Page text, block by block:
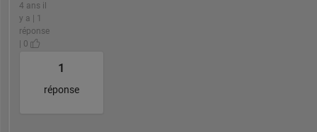
4 ans il
y a | 1
réponse
| 0
1
réponse